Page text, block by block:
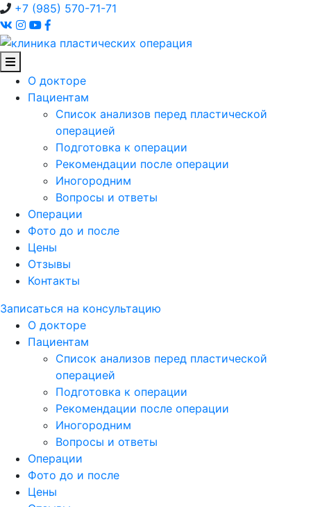
+7 (985) 570-71-71
О докторе
Пациентам
Список анализов перед пластической
операцией
Подготовка к операции
Рекомендации после операции
Иногородним
Вопросы и ответы
Операции
Фото до и после
Цены
Отзывы
Контакты
Записаться на консультацию
О докторе
Пациентам
Список анализов перед пластической
операцией
Подготовка к операции
Рекомендации после операции
Иногородним
Вопросы и ответы
Операции
Фото до и после
Цены